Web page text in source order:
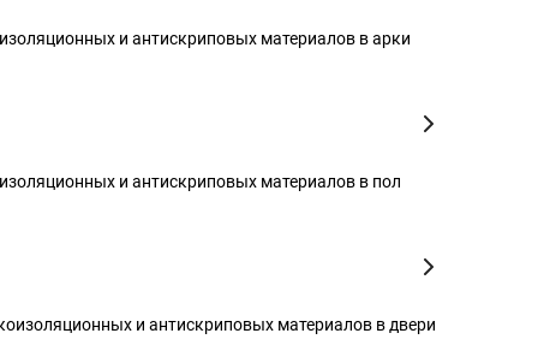
и антискриповых материалов в арки
и антискриповых материалов в пол
и антискриповых материалов в двери